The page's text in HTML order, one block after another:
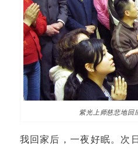
紫光上师慈悲地回
我回家后，一夜好眠。次